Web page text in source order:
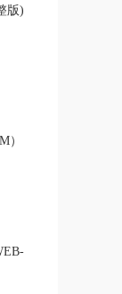
版)
）